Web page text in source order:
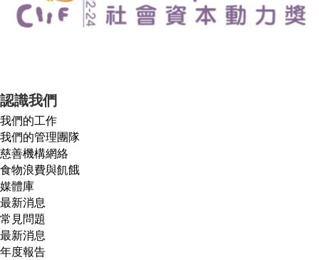
認識我們
我們的工作
我們的管理團隊
慈善機構網絡
食物浪費與飢餓
媒體庫
最新消息
常見問題
最新消息
年度報告